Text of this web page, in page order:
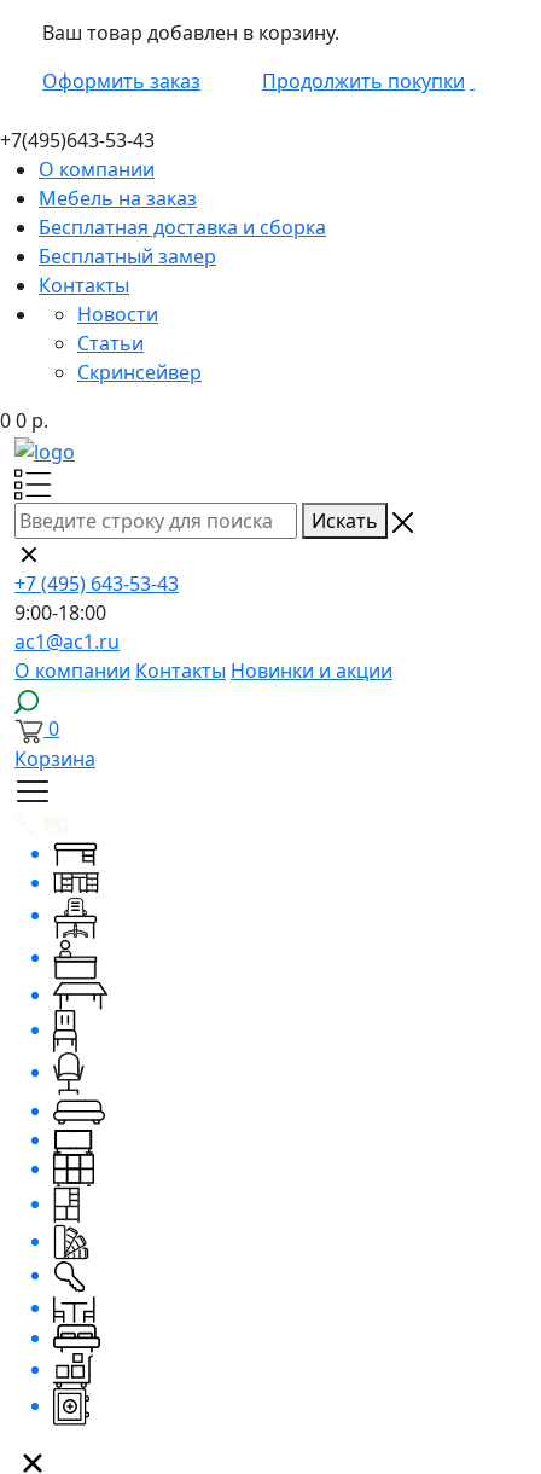
Ваш товар добавлен в корзину.
Оформить заказ
Продолжить покупки
+7(495)643-53-43
О компании
Мебель на заказ
Бесплатная доставка и сборка
Бесплатный замер
Контакты
Новости
Статьи
Скринсейвер
00 р.
Искать
+7 (495) 643-53-43
9:00-18:00
ac1@ac1.ru
О компании Контакты Новинки и акции
0
Корзина